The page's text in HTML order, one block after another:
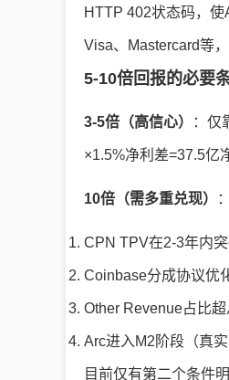
HTTP 402状态码，
Visa、Mastercard等
5-10倍回报的必要
3-5倍（高信心） ：仅
×1.5%净利差=37.5亿
10倍（需多重兑现）
CPN TPV在2-3年内
Coinbase分成协议优
Other Revenue占比
Arc进入M2阶段（真实
目前仅有第二个条件